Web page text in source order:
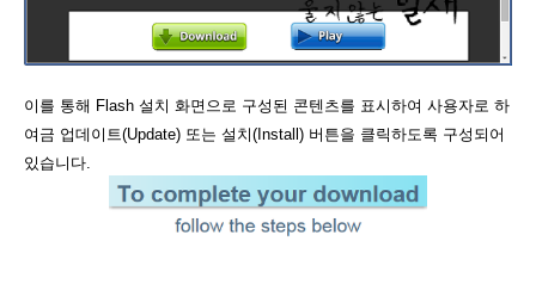
이를 통해 Flash 설치 화면으로 구성된 콘텐츠를 표시하여 사용자로 하
여금 업데이트(Update) 또는 설치(Install) 버튼을 클릭하도록 구성되어
있습니다.